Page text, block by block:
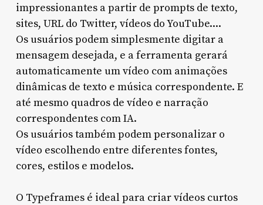
impressionantes a partir de prompts de texto,
sites, URL do Twitter, vídeos do YouTube....
Os usuários podem simplesmente digitar a
mensagem desejada, e a ferramenta gerará
automaticamente um vídeo com animações
dinâmicas de texto e música correspondente. E
até mesmo quadros de vídeo e narração
correspondentes com IA.
Os usuários também podem personalizar o
vídeo escolhendo entre diferentes fontes,
cores, estilos e modelos.
O Typeframes é ideal para criar vídeos curtos